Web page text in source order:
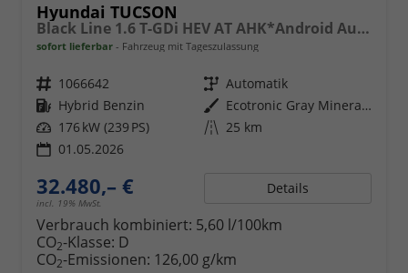
Hyundai TUCSON
Black Line 1.6 T-GDi HEV AT AHK*Android Auto*Navi*SHZ*Kamera*2Z Klimaauto*
sofort lieferbar Fahrzeug mit Tageszulassung
Fahrzeugnr. 1066642 Getriebe Automatik
Kraftstoff Hybrid Benzin Außenfarbe
Ecotronic Gray Mineraleffekt
Leistung 176 kW (239 PS) Kilometerstand 25 km
01.05.2026
32.480,– €
incl. 19% MwSt.
Details
Verbrauch kombiniert: 5,60 l/100km
CO2-Klasse: D
CO2-Emissionen: 126,00 g/km